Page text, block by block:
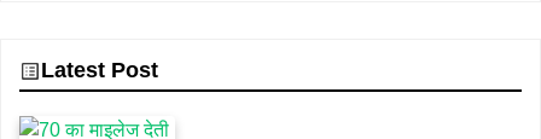
Latest Post